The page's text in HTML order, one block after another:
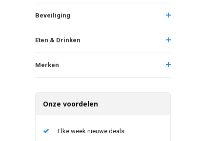
Beveiliging
Eten & Drinken
Merken
Onze voordelen
Elke week nieuwe deals